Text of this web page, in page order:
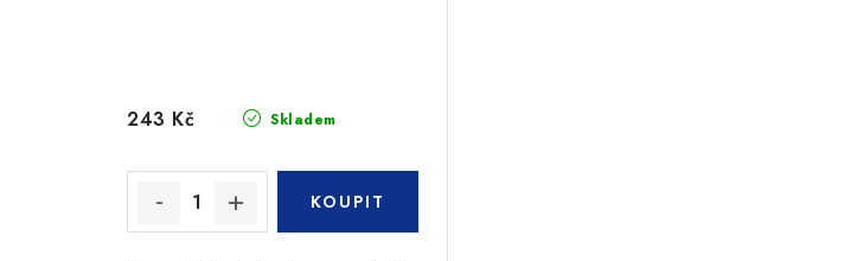
Skladem
243 Kč